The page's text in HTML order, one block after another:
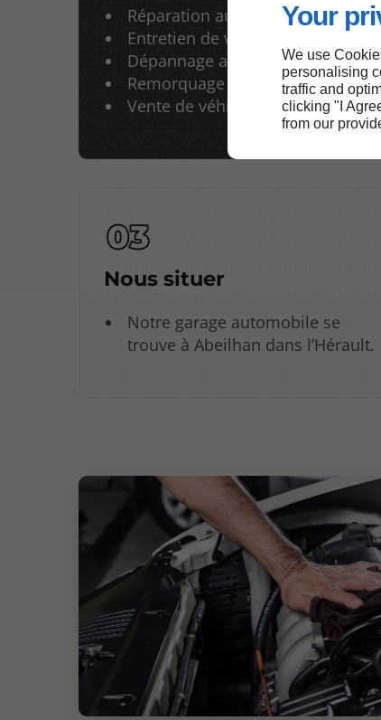
Your
We use
personalising
traffic and
clicking "I
from our
Réparation automobile (Renault
Entretien de voiture
Dépannage automobile
Remorquage
Vente de véhicules neufs et
Nous situer
Notre garage automobile se
trouve à Abeilhan dans l’Hérault.